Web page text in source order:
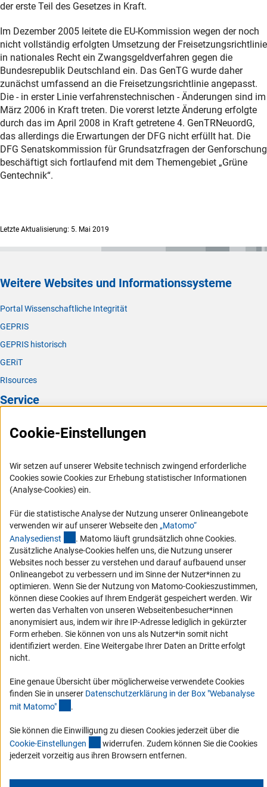
der erste Teil des Gesetzes in Kraft.
Im Dezember 2005 leitete die EU-Kommission wegen der noch
nicht vollständig erfolgten Umsetzung der Freisetzungsrichtlinie
in nationales Recht ein Zwangsgeldverfahren gegen die
Bundesrepublik Deutschland ein. Das GenTG wurde daher
zunächst umfassend an die Freisetzungsrichtlinie angepasst.
Die - in erster Linie verfahrenstechnischen - Änderungen sind im
März 2006 in Kraft treten. Die vorerst letzte Änderung erfolgte
durch das im April 2008 in Kraft getretene 4. GenTRNeuordG,
das allerdings die Erwartungen der DFG nicht erfüllt hat. Die
DFG Senatskommission für Grundsatzfragen der Genforschung
beschäftigt sich fortlaufend mit dem Themengebiet „Grüne
Gentechnik“.
Letzte Aktualisierung: 5. Mai 2019
Weitere Websites und Informationssysteme
Portal Wissenschaftliche Integrität
GEPRIS
GEPRIS historisch
GERiT
RIsources
Service
Karriere
Logo und Corporate Design
RSS-Feeds
Compliance
Vergabeverfahren
Barrierefreiheit
Service und Informationen für Menschen mit Behinderungen
Erklärung zur Barrierefreiheit
Barriere melden
DFG-aktuell
Erhalten Sie Neuigkeiten aus der DFG direkt in Ihr Mailpostfach oder
Zum Newsletter
Cookie-Einstellungen
Wir setzen auf unserer Website technisch zwingend erforderliche
Cookies sowie Cookies zur Erhebung statistischer Informationen
(Analyse-Cookies) ein.
Für die statistische Analyse der Nutzung unserer Onlineangebote
verwenden wir auf unserer Webseite den „Matomo“
Analysedienst (externer Link)
. Matomo läuft grundsätzlich ohne Cookies.
Zusätzliche Analyse-Cookies helfen uns, die Nutzung unserer
Websites noch besser zu verstehen und darauf aufbauend unser
Onlineangebot zu verbessern und im Sinne der Nutzer*innen zu
optimieren. Wenn Sie der Nutzung von Matomo-Cookieszustimmen,
können diese Cookies auf Ihrem Endgerät gespeichert werden. Wir
werten das Verhalten von unseren Webseitenbesucher*innen
anonymisiert aus, indem wir ihre IP-Adresse lediglich in gekürzter
Form erheben. Sie können von uns als Nutzer*in somit nicht
identifiziert werden. Eine Weitergabe Ihrer Daten an Dritte erfolgt
nicht.
Eine genaue Übersicht über möglicherweise verwendete Cookies
finden Sie in unserer Datenschutzerklärung in der Box "Webanalyse
mit Matomo" .
Sie können die Einwilligung zu diesen Cookies jederzeit über die
Cookie-Einstellungen (interner Link)
widerrufen. Zudem können Sie die Cookies
jederzeit vorzeitig aus ihren Browsern entfernen.